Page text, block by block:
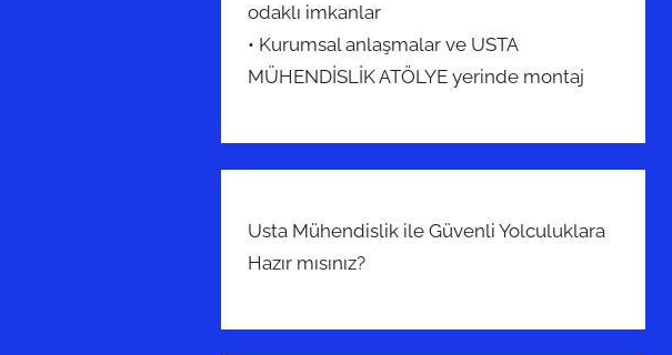
odaklı imkanlar
• Kurumsal anlaşmalar ve USTA
MÜHENDİSLİK ATÖLYE yerinde montaj
Usta Mühendislik ile Güvenli Yolculuklara
Hazır mısınız?